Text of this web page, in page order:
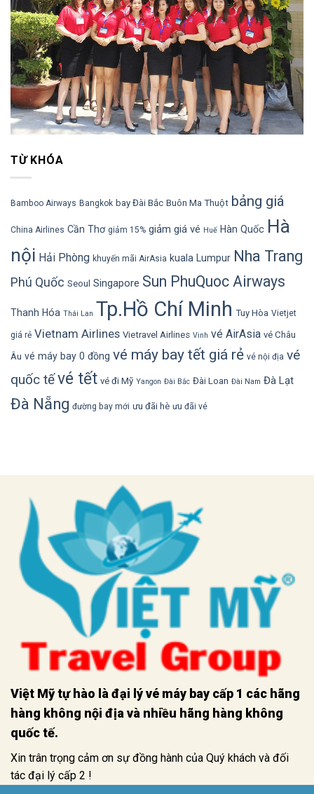
TỪ KHÓA
Bamboo Airways Bangkok bay Đài Bắc Buôn Ma Thuột bảng giá
China Airlines Cần Thơ giảm 15% giảm giá vé Huế Hàn Quốc Hà
nội Hải Phòng khuyến mãi AirAsia kuala Lumpur Nha Trang
Phú Quốc Seoul Singapore Sun PhuQuoc Airways
Thanh Hóa Thái Lan Tp.Hồ Chí Minh Tuy Hòa Vietjet
giá rẻ Vietnam Airlines Vietravel Airlines Vinh vé AirAsia vé Châu
Âu vé máy bay 0 đồng vé máy bay tết giá rẻ vé nội địa vé
quốc tếvé tết vé đi Mỹ Yangon Đài Bắc Đài Loan Đài Nam Đà Lạt
Đà Nẵng đường bay mới ưu đãi hè ưu đãi vé
Việt Mỹ tự hào là đại lý vé máy bay cấp 1 các hãng
hàng không nội địa và nhiều hãng hàng không
quốc tế.
Xin trân trọng cảm ơn sự đồng hành của Quý khách và đối
tác đại lý cấp 2 !